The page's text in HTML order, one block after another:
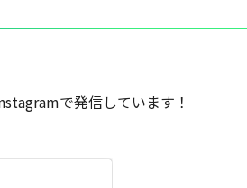
で発信しています！